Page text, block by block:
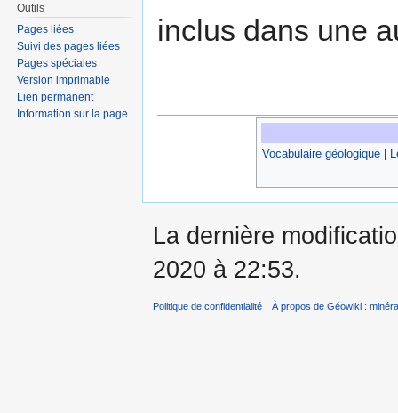
inclus dans une
Vocabulaire géologique|
Outils
Pages liées
Suivi des pages liées
Pages spéciales
Version imprimable
Lien permanent
Information sur la page
La dernière
2020 à 22:53.
Politique de confidentialité À propos de Géowiki :